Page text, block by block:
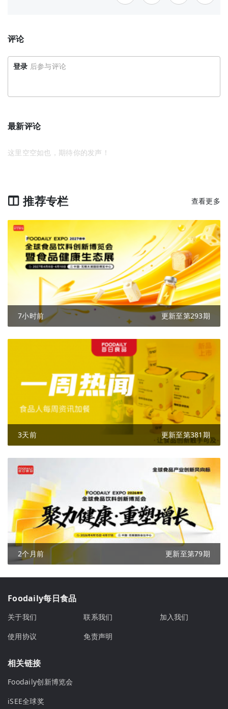
评论
登录 后参与评论
最新评论
这里空空如也，期待你的发声！
推荐专栏 查看更多
7小时前 更新至第293期
3天前 更新至第381期
2个月前 更新至第79期
Foodaily每日食品
关于我们 联系我们
加入我们
使用协议
免责声明
相关链接
Foodaily创新博览会
iSEE全球奖